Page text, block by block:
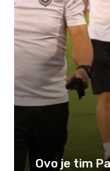
Ovo je tim